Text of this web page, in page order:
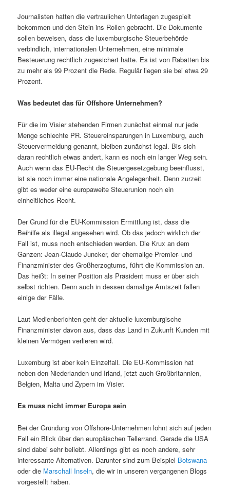
Journalisten hatten die vertraulichen Unterlagen zugespielt
bekommen und den Stein ins Rollen gebracht. Die Dokumente
sollen beweisen, dass die luxemburgische Steuerbehörde
verbindlich, internationalen Unternehmen, eine minimale
Besteuerung rechtlich zugesichert hatte. Es ist von Rabatten bis
zu mehr als 99 Prozent die Rede. Regulär liegen sie bei etwa 29
Prozent.
Was bedeutet das für Offshore Unternehmen?
Für die im Visier stehenden Firmen zunächst einmal nur jede
Menge schlechte PR. Steuereinsparungen in Luxemburg, auch
Steuervermeidung genannt, bleiben zunächst legal. Bis sich
daran rechtlich etwas ändert, kann es noch ein langer Weg sein.
Auch wenn das EU-Recht die Steuergesetzgebung beeinflusst,
ist sie noch immer eine nationale Angelegenheit. Denn zurzeit
gibt es weder eine europaweite Steuerunion noch ein
einheitliches Recht.
Der Grund für die EU-Kommission Ermittlung ist, dass die
Beihilfe als illegal angesehen wird. Ob das jedoch wirklich der
Fall ist, muss noch entschieden werden. Die Krux an dem
Ganzen: Jean-Claude Juncker, der ehemalige Premier- und
Finanzminister des Großherzogtums, führt die Kommission an.
Das heißt: In seiner Position als Präsident muss er über sich
selbst richten. Denn auch in dessen damalige Amtszeit fallen
einige der Fälle.
Laut Medienberichten geht der aktuelle luxemburgische
Finanzminister davon aus, dass das Land in Zukunft Kunden mit
kleinen Vermögen verlieren wird.
Luxemburg ist aber kein Einzelfall. Die EU-Kommission hat
neben den Niederlanden und Irland, jetzt auch Großbritannien,
Belgien, Malta und Zypern im Visier.
Es muss nicht immer Europa sein
Bei der Gründung von Offshore-Unternehmen lohnt sich auf jeden
Fall ein Blick über den europäischen Tellerrand. Gerade die USA
sind dabei sehr beliebt. Allerdings gibt es noch andere, sehr
interessante Alternativen. Darunter sind zum Beispiel Botswana
oder die Marschall Inseln, die wir in unseren vergangenen Blogs
vorgestellt haben.